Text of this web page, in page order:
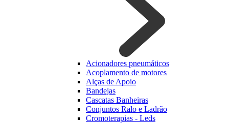
Acionadores pneumáticos
Acoplamento de motores
Alças de Apoio
Bandejas
Cascatas Banheiras
Conjuntos Ralo e Ladrão
Cromoterapias - Leds